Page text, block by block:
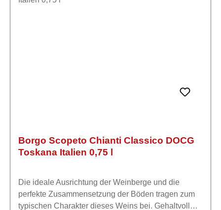
Erlebnisse. Der Borgonero ist eine sorgfältig
Borgo Scopeto Chianti Classico DOCG
Toskana Italien 0,75 l
Die ideale Ausrichtung der Weinberge und die
perfekte Zusammensetzung der Böden tragen zum
typischen Charakter dieses Weins bei. Gehaltvoll